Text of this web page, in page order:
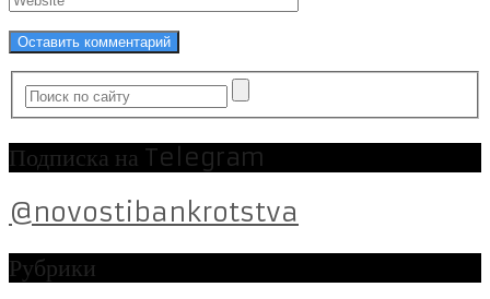
Подписка на Telegram
@novostibankrotstva
Рубрики